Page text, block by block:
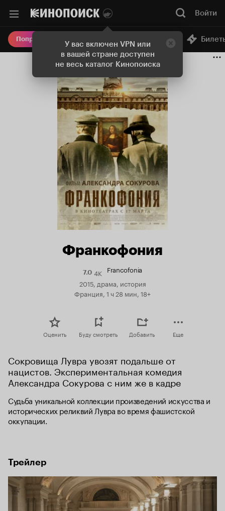
У вас включен VPN или
в вашей стране доступен
не весь каталог Кинопоиска
Войти
Попробовать Плюс Онлайн-кинотеатр
Франкофония
7.0Рейтинг
Кинопоиска
7.0
4K Francofonia
2015, драма, история
Франция, 1 ч 28 мин, 18+
Оценить Буду смотреть Добавить Еще
Сокровища Лувра увозят подальше от
нацистов. Экспериментальная комедия
Александра Сокурова с ним же в кадре
Судьба уникальной коллекции произведений искусства и
исторических реликвий Лувра во время фашистской
оккупации.
Трейлер